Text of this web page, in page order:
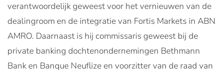
verantwoordelijk geweest voor het vernieuwen van de
dealingroom en de integratie van Fortis Markets in ABN
AMRO. Daarnaast is hij commissaris geweest bij de
private banking dochtenondernemingen Bethmann
Bank en Banque Neuflize en voorzitter van de raad van